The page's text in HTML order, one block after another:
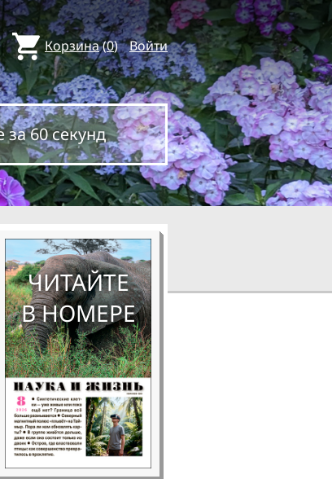
Корзина(0) Войти
60 секунд
ЧИТАЙТЕ
В НОМЕРЕ